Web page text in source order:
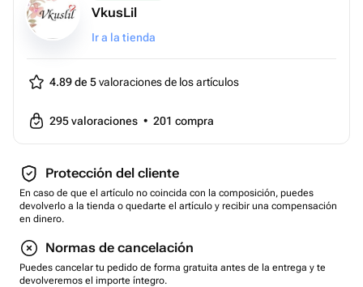
VkusLil
Ir a la tienda
4.89 de 5valoraciones de los artículos
295valoraciones • 201 compra
Protección del cliente
En caso de que el artículo no coincida con la composición, puedes
devolverlo a la tienda o quedarte el artículo y recibir una compensación
en dinero.
Normas de cancelación
Puedes cancelar tu pedido de forma gratuita antes de la entrega y te
devolveremos el importe íntegro.